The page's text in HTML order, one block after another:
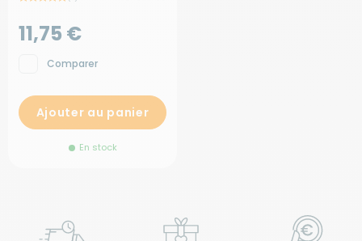
11,75 €
Comparer
Ajouter au panier
En stock